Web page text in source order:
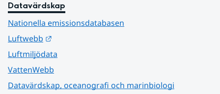
Datavärdskap
Nationella emissionsdatabasen
Luftwebb
Luftmiljödata
VattenWebb
Datavärdskap, oceanografi och marinbiologi